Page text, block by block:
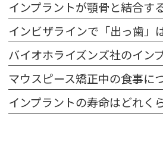
インプラントが顎骨と結合す
インビザラインで「出っ歯」
マウスピース矯正中の食事に
インプラントの寿命はどれく